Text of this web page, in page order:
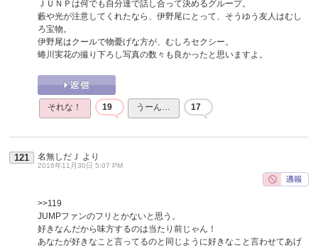
ＪＵＮＰは何でも自分達で話し合って決めるグループ。
藪や光が注意してくれたなら、伊野尾にとって、そうゆう友人はむし
ろ宝物。
伊野尾はクールで物憂げな方が、むしろセクシー。
蜷川実花の撮り下ろし写真の数々も良かったと思いますよ。
それな！ 19 うーん… 17
121 名無しだＪ より
2016年11月30日 5:07 PM
>>119
JUMPファンのフリとかないと思う。
好きなんだから味方するのは当たり前じゃん！
あなたが好きなこと言ってるのと同じように好きなこと言わせてあげ